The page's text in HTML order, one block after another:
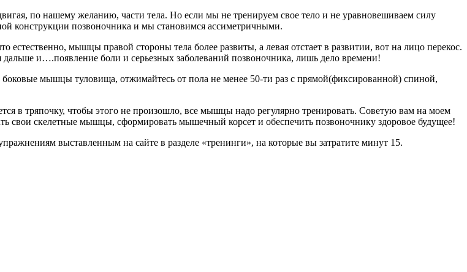
по нашему желанию, части тела. Но если мы не тренируем свое тело и не уравновешиваем силу
конструкции позвоночника и мы становимся ассиметричными.
мышцы правой стороны тела более развиты, а левая отстает в развитии, вот на лицо перекос.
и….появление боли и серьезных заболеваний позвоночника, лишь дело времени!
мышцы туловища, отжимайтесь от пола не менее 50-ти раз с прямой(фиксированной) спиной,
в тряпочку, чтобы этого не произошло, все мышцы надо регулярно тренировать. Советую вам на моем
свои скелетные мышцы, сформировать мышечный корсет и обеспечить позвоночнику здоровое будущее!
выставленным на сайте в разделе «тренинги», на которые вы затратите минут 15.